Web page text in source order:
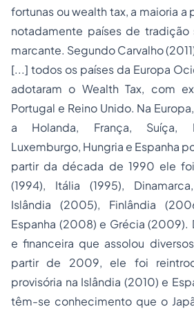
fortunas ouwealth tax, a maioria a
notadamente países de
marcante. Segundo Carvalho
[...] todos os países da Europa
adotaram o Wealth Tax, com
Portugal e Reino Unido. Na
a Holanda, França, Suíça,
Luxemburgo, Hungria e Espanha
partir da década de 1990 ele
(1994), Itália (1995),
Islândia (2005), Finlândia
Espanha (2008) e Grécia (2009).
e financeira que assolou
partir de 2009, ele foi
provisória na Islândia (2010) e
têm-se conhecimento que o